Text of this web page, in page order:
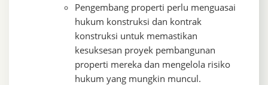
Pengembang properti perlu menguasai
hukum konstruksi dan kontrak
konstruksi untuk memastikan
kesuksesan proyek pembangunan
properti mereka dan mengelola risiko
hukum yang mungkin muncul.